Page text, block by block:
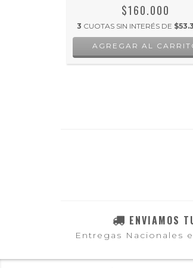
$160.000
3 CUOTAS SIN INTERÉS DE
ENVIAMOS
Entregas Nacionales